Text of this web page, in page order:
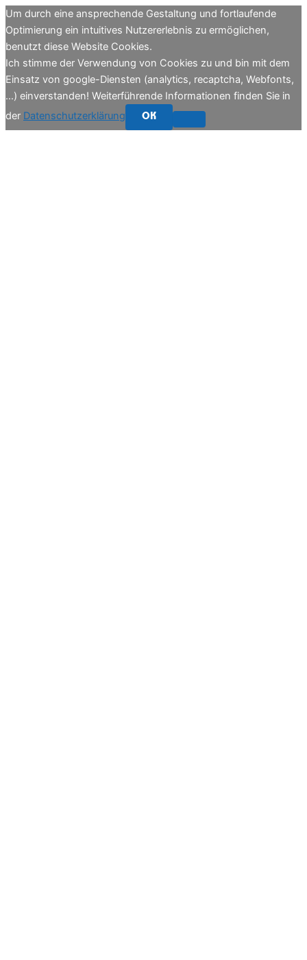
Um durch eine ansprechende Gestaltung und fortlaufende
Optimierung ein intuitives Nutzererlebnis zu ermöglichen,
benutzt diese Website Cookies.
Ich stimme der Verwendung von Cookies zu und bin mit dem
Einsatz von google-Diensten (analytics, recaptcha, Webfonts,
…) einverstanden! Weiterführende Informationen finden Sie in
der Datenschutzerklärung OK